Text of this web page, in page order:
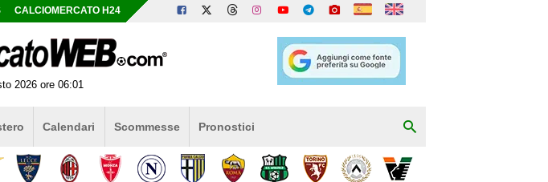
CALCIOMERCATO H24
2026 ore 06:01
Calendari Scommesse Pronostici